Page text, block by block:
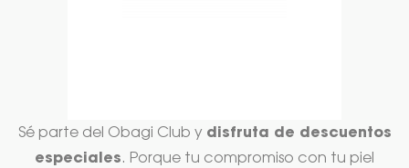
Sé parte del Obagi Club y disfruta de descuentos
especiales . Porque tu compromiso con tu piel